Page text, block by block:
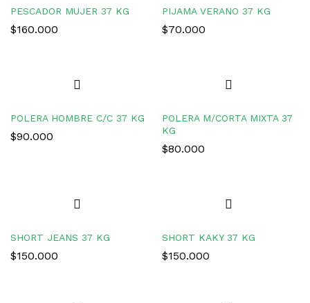
PESCADOR MUJER 37 KG
$160.000
PIJAMA VERANO 37 KG
$70.000
POLERA HOMBRE C/C 37 KG
$90.000
POLERA M/CORTA MIXTA 37
KG
$80.000
SHORT JEANS 37 KG
$150.000
SHORT KAKY 37 KG
$150.000